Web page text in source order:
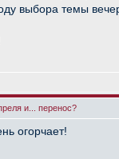
выбора темы
и... перенос?
огорчает!